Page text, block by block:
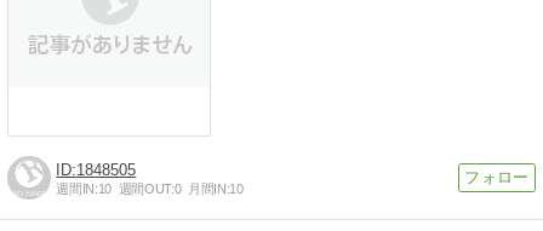
1848505
週間IN:10 週間OUT:0 月間IN:10